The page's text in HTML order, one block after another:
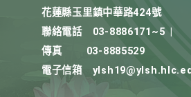
花蓮縣玉里鎮中華路424號
聯絡電話
03-8886171~5
傳真
03-8885529
電子信箱